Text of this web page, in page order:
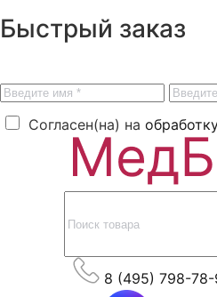
Быстрый заказ
Согласен(на) на
8 (495) 798-78-